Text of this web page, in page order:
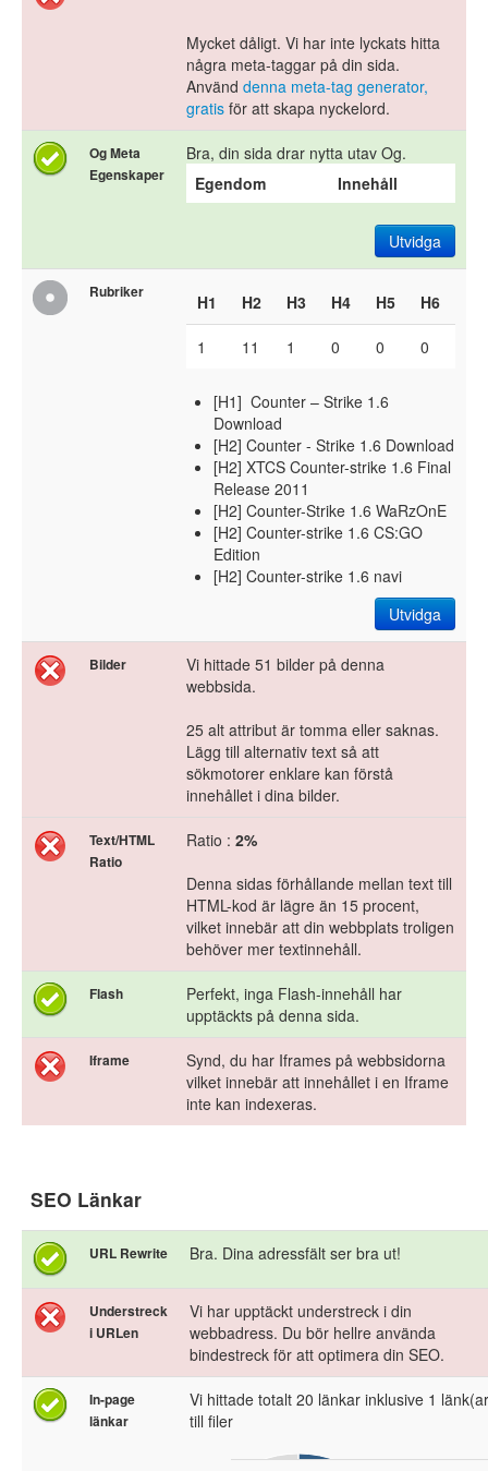
Mycket dåligt. Vi har inte lyckats hitta
några meta-taggar på din sida.
Använd denna meta-tag generator,
gratis för att skapa nyckelord.
Og Meta
Egenskaper
Bra, din sida drar nytta utav Og.
Egendom
Innehåll
Utvidga
Rubriker H1 H2 H3 H4 H5 H6
1 11 1 0 0 0
[H1] Counter – Strike 1.6
Download
[H2] Counter - Strike 1.6 Download
[H2] XTCS Counter-strike 1.6 Final
Release 2011
[H2] Counter-Strike 1.6 WaRzOnE
[H2] Counter-strike 1.6 CS:GO
Edition
[H2] Counter-strike 1.6 navi
Utvidga
Bilder
Vi hittade 51 bilder på denna
webbsida.
25 alt attribut är tomma eller saknas.
Lägg till alternativ text så att
sökmotorer enklare kan förstå
innehållet i dina bilder.
Text/HTML
Ratio
Ratio : 2%
Denna sidas förhållande mellan text till
HTML-kod är lägre än 15 procent,
vilket innebär att din webbplats troligen
behöver mer textinnehåll.
Flash
Perfekt, inga Flash-innehåll har
upptäckts på denna sida.
Iframe
Synd, du har Iframes på webbsidorna
vilket innebär att innehållet i en Iframe
inte kan indexeras.
SEO Länkar
URL Rewrite Bra. Dina adressfält ser bra ut!
Understreck
i URLen
Vi har upptäckt understreck i din
webbadress. Du bör hellre använda
bindestreck för att optimera din SEO.
In-page
länkar
Vi hittade totalt 20 länkar inklusive 1
till filer